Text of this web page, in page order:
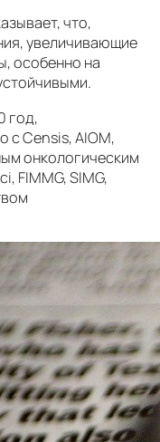
что,
увеличивающие
особенно на
год,
с Censis, AIOM,
онкологическим
FIMMG, SIMG,